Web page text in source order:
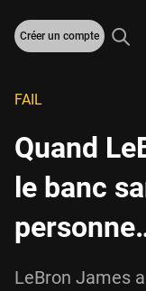
Créer un compte
FAIL
Quand
le banc
LeBron James